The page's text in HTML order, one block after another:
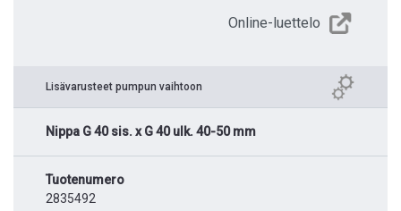
Online-luettelo
Lisävarusteet pumpun vaihtoon
Nippa G 40 sis. x G 40 ulk. 40-50 mm
Tuotenumero
2835492